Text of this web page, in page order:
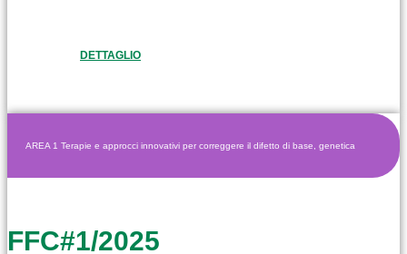
DETTAGLIO
AREA 1 Terapie e approcci innovativi per correggere il difetto di base, genetica
FFC#1/2025